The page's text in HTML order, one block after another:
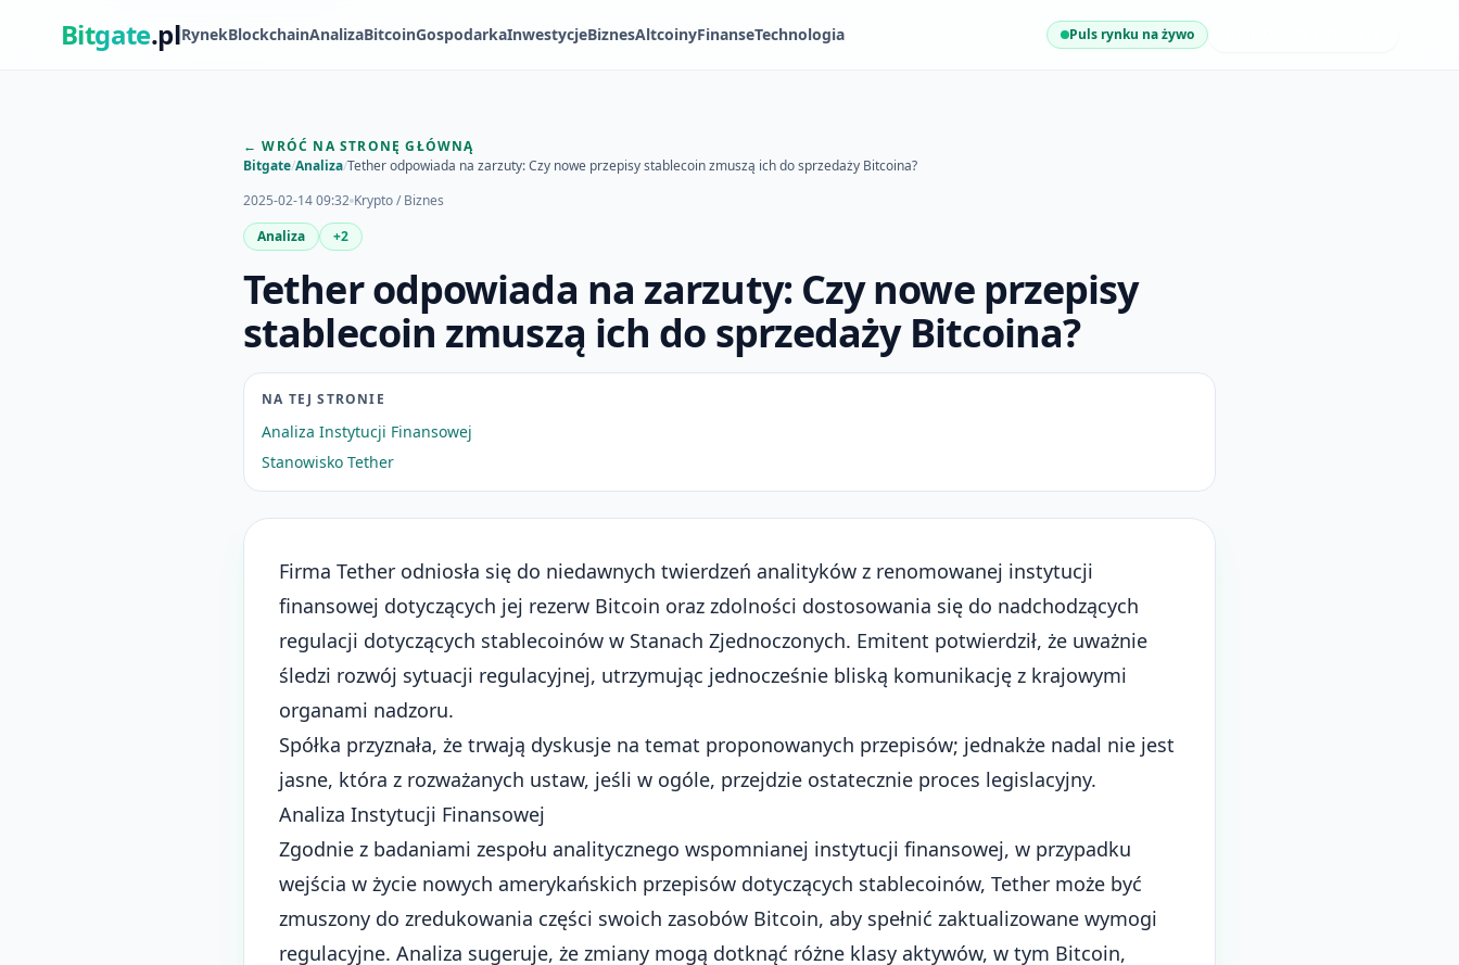
Bitgate.plRynekBlockchainAnalizaBitcoinGospodarkaInwestycjeBiznesAltcoinyFinanseTechnologia Puls rynku na żywo
← WRÓĆ NA STRONĘ GŁÓWNĄ
Bitgate/Analiza/Tether odpowiada na zarzuty: Czy nowe przepisy stablecoin zmuszą ich do sprzedaży Bitcoina?
2025-02-14 09:32 Krypto / Biznes
Analiza
+2
Tether odpowiada na zarzuty: Czy nowe przepisy
stablecoin zmuszą ich do sprzedaży Bitcoina?
NA TEJ STRONIE
Analiza Instytucji Finansowej
Stanowisko Tether
Firma Tether odniosła się do niedawnych twierdzeń analityków z renomowanej instytucji
finansowej dotyczących jej rezerw Bitcoin oraz zdolności dostosowania się do nadchodzących
regulacji dotyczących stablecoinów w Stanach Zjednoczonych. Emitent potwierdził, że uważnie
śledzi rozwój sytuacji regulacyjnej, utrzymując jednocześnie bliską komunikację z krajowymi
organami nadzoru.
Spółka przyznała, że trwają dyskusje na temat proponowanych przepisów; jednakże nadal nie jest
jasne, która z rozważanych ustaw, jeśli w ogóle, przejdzie ostatecznie proces legislacyjny.
Analiza Instytucji Finansowej
Zgodnie z badaniami zespołu analitycznego wspomnianej instytucji finansowej, w przypadku
wejścia w życie nowych amerykańskich przepisów dotyczących stablecoinów, Tether może być
zmuszony do zredukowania części swoich zasobów Bitcoin, aby spełnić zaktualizowane wymogi
regulacyjne. Analiza sugeruje, że zmiany mogą dotknąć różne klasy aktywów, w tym Bitcoin,